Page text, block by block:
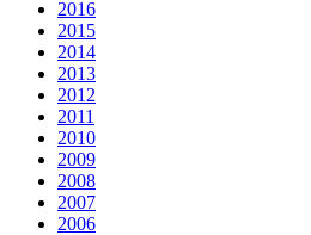
2016
2015
2014
2013
2012
2011
2010
2009
2008
2007
2006